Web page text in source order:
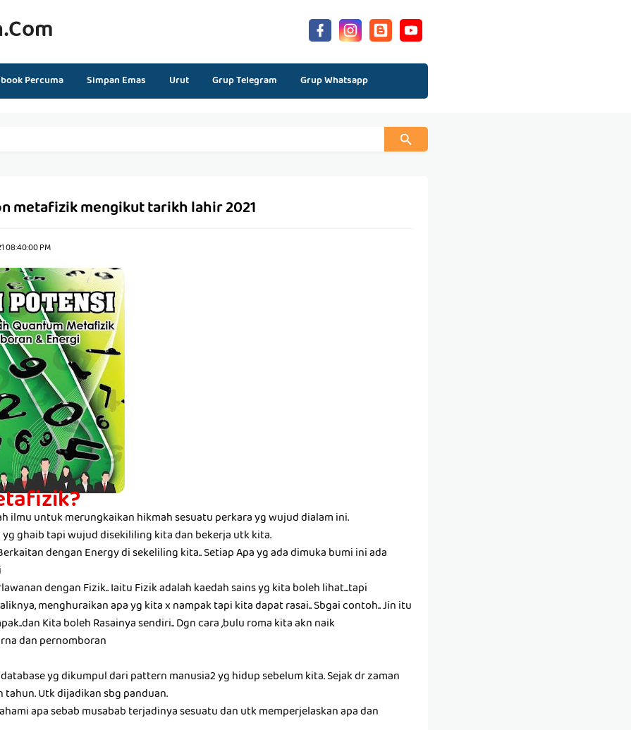
Percuma Simpan Emas Urut Grup Telegram Grup Whatsapp
metafizik mengikut tarikh lahir 2021
08:40:00 PM
ilmu untuk merungkaikan hikmah sesuatu perkara yg wujud dialam ini.
ghaib tapi wujud disekililing kita dan bekerja utk kita.
dengan Energy di sekeliling kita.. Setiap Apa yg ada dimuka bumi ini ada
dengan Fizik.. Iaitu Fizik adalah kaedah sains yg kita boleh lihat...tapi
menghuraikan apa yg kita x nampak tapi kita dapat rasai.. Sbgai contoh.. Jin itu
Kita boleh Rasainya sendiri.. Dgn cara ,bulu roma kita akn naik
dan pernomboran
yg dikumpul dari pattern manusia2 yg hidup sebelum kita. Sejak dr zaman
Utk dijadikan sbg panduan.
apa sebab musabab terjadinya sesuatu dan utk memperjelaskan apa dan